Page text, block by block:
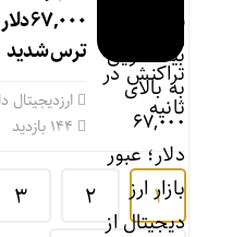
ترس شدید
ارزدیجیتال
1
2
3